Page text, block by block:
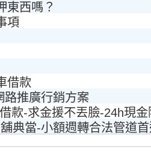
東西嗎？
項
借款
路推廣行銷方案
款-求金援不丟臉-24h現金
典當-小額週轉合法管道